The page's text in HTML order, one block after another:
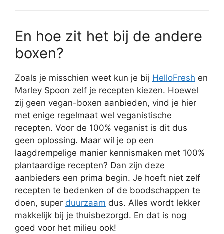
En hoe zit het bij de andere
boxen?
Zoals je misschien weet kun je bij HelloFresh en
Marley Spoon zelf je recepten kiezen. Hoewel
zij geen vegan-boxen aanbieden, vind je hier
met enige regelmaat wel veganistische
recepten. Voor de 100% veganist is dit dus
geen oplossing. Maar wil je op een
laagdrempelige manier kennismaken met 100%
plantaardige recepten? Dan zijn deze
aanbieders een prima begin. Je hoeft niet zelf
recepten te bedenken of de boodschappen te
doen, super duurzaam dus. Alles wordt lekker
makkelijk bij je thuisbezorgd. En dat is nog
goed voor het milieu ook!